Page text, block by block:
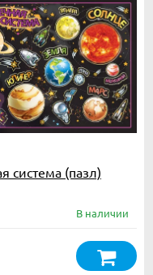
система (пазл)
В наличии